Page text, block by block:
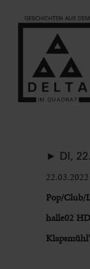
► DI,
22.03.2022
Pop/Club/
halle02 HD